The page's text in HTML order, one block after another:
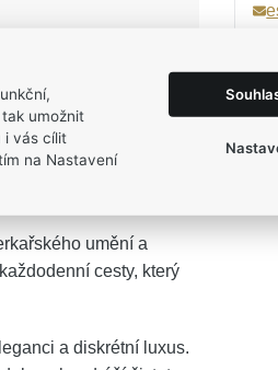
umění a
cesty, který
a diskrétní luxus.
umožnit
i vás cílit
na Nastavení